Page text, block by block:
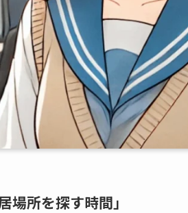
場所を探す時間」